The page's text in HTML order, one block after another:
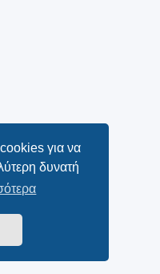
για να
δυνατή